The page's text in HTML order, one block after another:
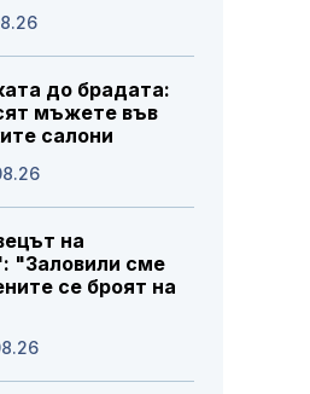
до брадата:
мъжете във
салони
на
"Заловили сме
се броят на